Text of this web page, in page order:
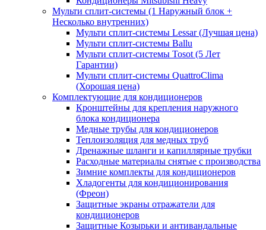
Мульти сплит-системы (1 Наружный блок +
Несколько внутренних)
Мульти сплит-системы Lessar (Лучшая цена)
Мульти сплит-системы Ballu
Мульти сплит-системы Tosot (5 Лет
Гарантии)
Мульти сплит-системы QuattroClima
(Хорошая цена)
Комплектующие для кондиционеров
Кронштейны для крепления наружного
блока кондиционера
Медные трубы для кондиционеров
Теплоизоляция для медных труб
Дренажные шланги и капиллярные трубки
Расходные материалы снятые с производства
Зимние комплекты для кондиционеров
Хладогенты для кондиционирования
(Фреон)
Защитные экраны отражатели для
кондиционеров
Защитные Козырьки и антивандальные